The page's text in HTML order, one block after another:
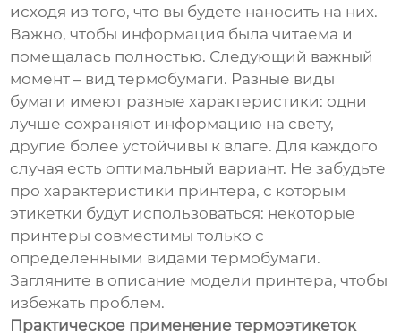
исходя из того, что вы будете наносить на них.
Важно, чтобы информация была читаема и
помещалась полностью. Следующий важный
момент – вид термобумаги. Разные виды
бумаги имеют разные характеристики: одни
лучше сохраняют информацию на свету,
другие более устойчивы к влаге. Для каждого
случая есть оптимальный вариант. Не забудьте
про характеристики принтера, с которым
этикетки будут использоваться: некоторые
принтеры совместимы только с
определёнными видами термобумаги.
Загляните в описание модели принтера, чтобы
избежать проблем.
Практическое применение термоэтикеток